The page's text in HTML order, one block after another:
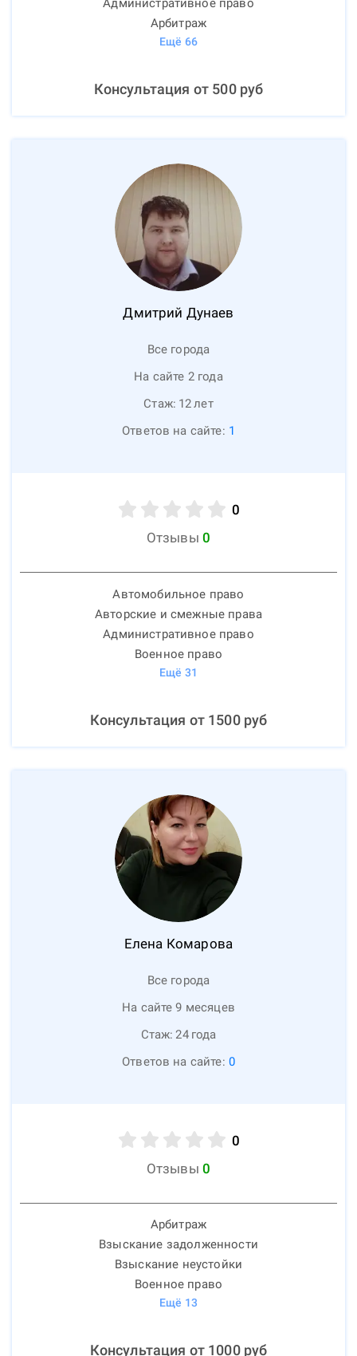
Административное право
Арбитраж
Ещё 66
Консультация от 500руб
Дмитрий Дунаев
Все города
На сайте 2 года
Стаж: 12лет
Ответов на сайте: 1
0
Отзывы 0
Автомобильное право
Авторские и смежные права
Административное право
Военное право
Ещё 31
Консультация от 1500руб
Елена Комарова
Все города
На сайте 9 месяцев
Стаж: 24 года
Ответов на сайте: 0
0
Отзывы 0
Арбитраж
Взыскание задолженности
Взыскание неустойки
Военное право
Ещё 13
Консультация от 1000руб